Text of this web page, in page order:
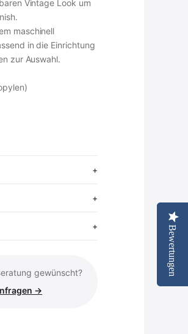
Bewertungen
Vintage Look um
maschinell
in die Einrichtung
zur Auswahl.
gewünscht?
→
Bewertungen